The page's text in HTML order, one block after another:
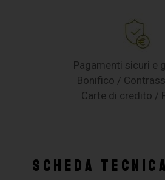
Pagamenti sicuri e
Bonifico /
Carte di credito /
SCHEDA TECNICA